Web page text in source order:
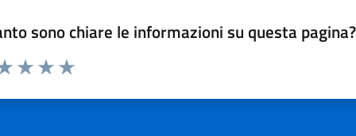
sono chiare le informazioni su questa pagina?
1 a 5 stelle la pagina